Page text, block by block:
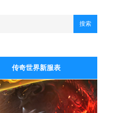
搜索
传奇世界新服表